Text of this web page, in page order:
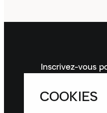
Inscrivez-vous
Inscrivez-vous à
dernières
COOKIES